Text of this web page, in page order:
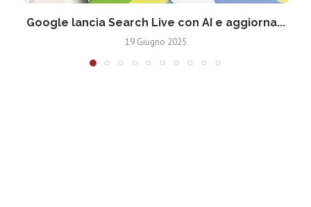
Google lancia Search Live con AI e aggiorna...
19 Giugno 2025